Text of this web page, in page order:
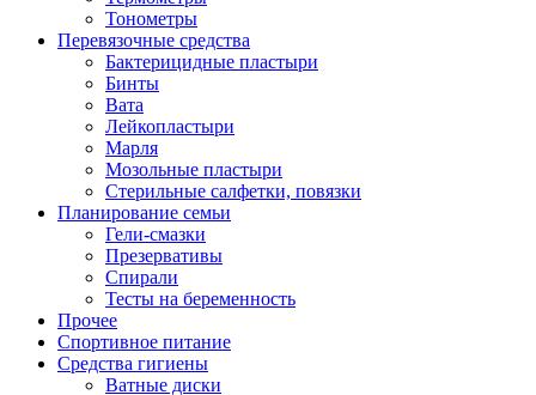
Тонометры
Перевязочные средства
Бактерицидные пластыри
Бинты
Вата
Лейкопластыри
Марля
Мозольные пластыри
Стерильные салфетки, повязки
Планирование семьи
Гели-смазки
Презервативы
Спирали
Тесты на беременность
Прочее
Спортивное питание
Средства гигиены
Ватные диски